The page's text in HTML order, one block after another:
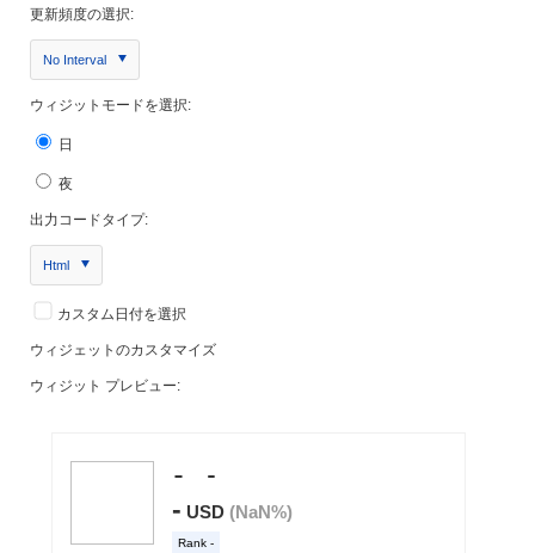
更新頻度の選択:
No Interval
ウィジットモードを選択:
日
夜
出力コードタイプ:
Html
カスタム日付を選択
ウィジェットのカスタマイズ
ウィジット プレビュー: